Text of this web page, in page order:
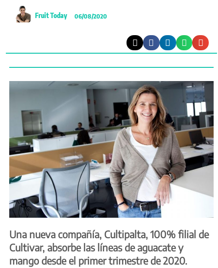
Fruit Today 06/08/2020
Una nueva compañía, Cultipalta, 100% filial de
Cultivar, absorbe las líneas de aguacate y
mango desde el primer trimestre de 2020.